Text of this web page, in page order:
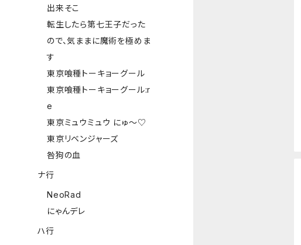
出来そこ
転生したら第七王子だった
ので、気ままに魔術を極めま
す
東京喰種トーキョーグール
東京喰種トーキョーグール:r
e
東京ミュウミュウ にゅ～♡
東京リベンジャーズ
咎狗の血
ナ行
NeoRad
にゃんデレ
ハ行